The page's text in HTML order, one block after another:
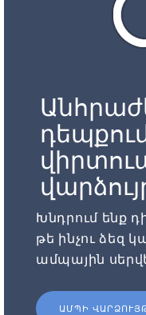
Խնդրում ենք
թե ինչու ձեզ
ամպային
ԱՄՊԻ